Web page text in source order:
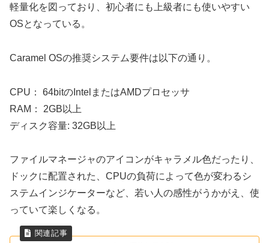
軽量化を図っており、初心者にも上級者にも使いやすい
OSとなっている。
Caramel OSの推奨システム要件は以下の通り。
CPU： 64bitのIntelまたはAMDプロセッサ
RAM： 2GB以上
ディスク容量: 32GB以上
ファイルマネージャのアイコンがキャラメル色だったり、
ドックに配置された、CPUの負荷によって色が変わるシ
ステムインジケーターなど、若い人の感性がうかがえ、使
っていて楽しくなる。